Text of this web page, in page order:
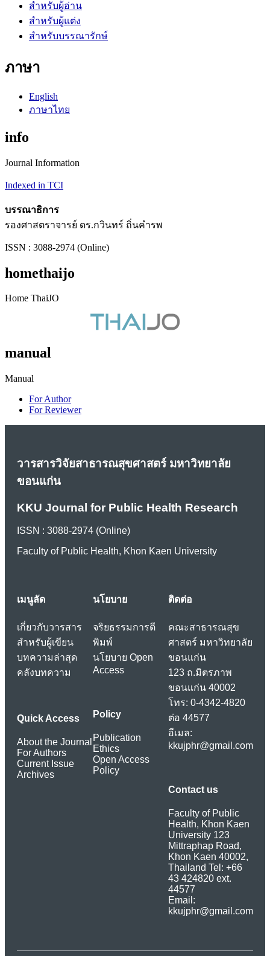
สำหรับผู้อ่าน
สำหรับผู้แต่ง
สำหรับบรรณารักษ์
ภาษา
English
ภาษาไทย
info
Journal Information
Indexed in TCI
บรรณาธิการ
รองศาสตราจารย์ ดร.กวินทร์ ถิ่นคำรพ
ISSN : 3088-2974 (Online)
homethaijo
Home ThaiJO
manual
Manual
For Author
For Reviewer
วารสารวิจัยสาธารณสุขศาสตร์ มหาวิทยาลัย
ขอนแก่น
KKU Journal for Public Health Research
ISSN : 3088-2974 (Online)
Faculty of Public Health, Khon Kaen University
เมนูลัด
เกี่ยวกับวารสาร
สำหรับผู้เขียน
บทความล่าสุด
คลังบทความ
Quick Access
About the Journal
For Authors
Current Issue
Archives
นโยบาย
จริยธรรมการตี
พิมพ์
นโยบาย Open
Access
Policy
Publication
Ethics
Open Access
Policy
ติดต่อ
คณะสาธารณสุข
ศาสตร์ มหาวิทยาลัย
ขอนแก่น
123 ถ.มิตรภาพ
ขอนแก่น 40002
โทร: 0-4342-4820
ต่อ 44577
อีเมล:
kkujphr@gmail.com
Contact us
Faculty of Public
Health, Khon Kaen
University 123
Mittraphap Road,
Khon Kaen 40002,
Thailand Tel: +66
43 424820 ext.
44577
Email:
kkujphr@gmail.com